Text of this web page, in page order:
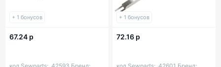
+ 1 бонусов
67.24 р
+ 1 бонусов
72.16 р